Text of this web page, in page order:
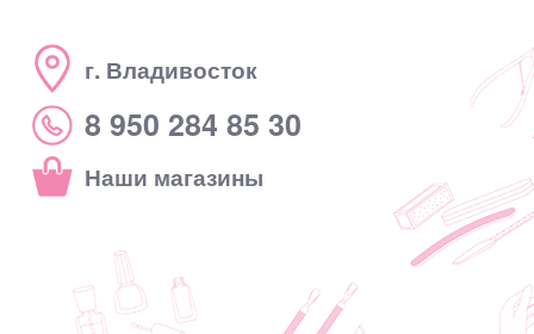
г. Владивосток
8 950 284 85 30
Наши магазины